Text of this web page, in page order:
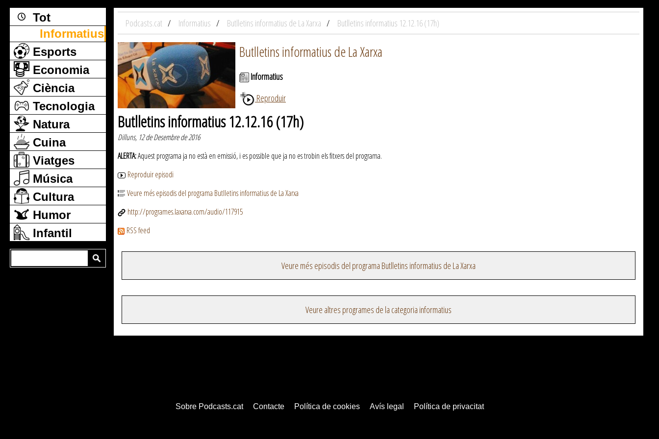
Tot
Informatius
Esports
Economia
Ciència
Tecnologia
Natura
Cuina
Viatges
Música
Cultura
Humor
Infantil
Podcasts.cat Informatius Butlletins informatius de La Xarxa Butlletins informatius 12.12.16 (17h)
Butlletins informatius de La Xarxa
Informatius
Reproduir
Butlletins informatius 12.12.16 (17h)
Dilluns, 12 de Desembre de 2016
ALERTA:Aquest programa ja no està en emissió, i es possible que ja no es trobin els fitxers del programa.
Reproduir episodi
Veure més episodis del programa Butlletins informatius de La Xarxa
http://programes.laxarxa.com/audio/117915
RSS feed
Veure més episodis del programa Butlletins informatius de La Xarxa
Veure altres programes de la categoria informatius
Sobre Podcasts.cat Contacte Política de cookies Avís legal Política de privacitat